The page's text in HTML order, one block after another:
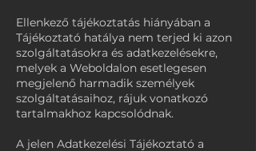
Ellenkező tájékoztatás hiányában a
Tájékoztató hatálya nem terjed ki azon
szolgáltatásokra és adatkezelésekre,
melyek a Weboldalon esetlegesen
megjelenő harmadik személyek
szolgáltatásaihoz, rájuk vonatkozó
tartalmakhoz kapcsolódnak.
A jelen Adatkezelési Tájékoztató a